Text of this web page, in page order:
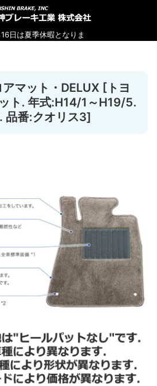
マット・DELUX [トヨ
ト. 年式:H14/1～H19/5.
品番:クオリス3]